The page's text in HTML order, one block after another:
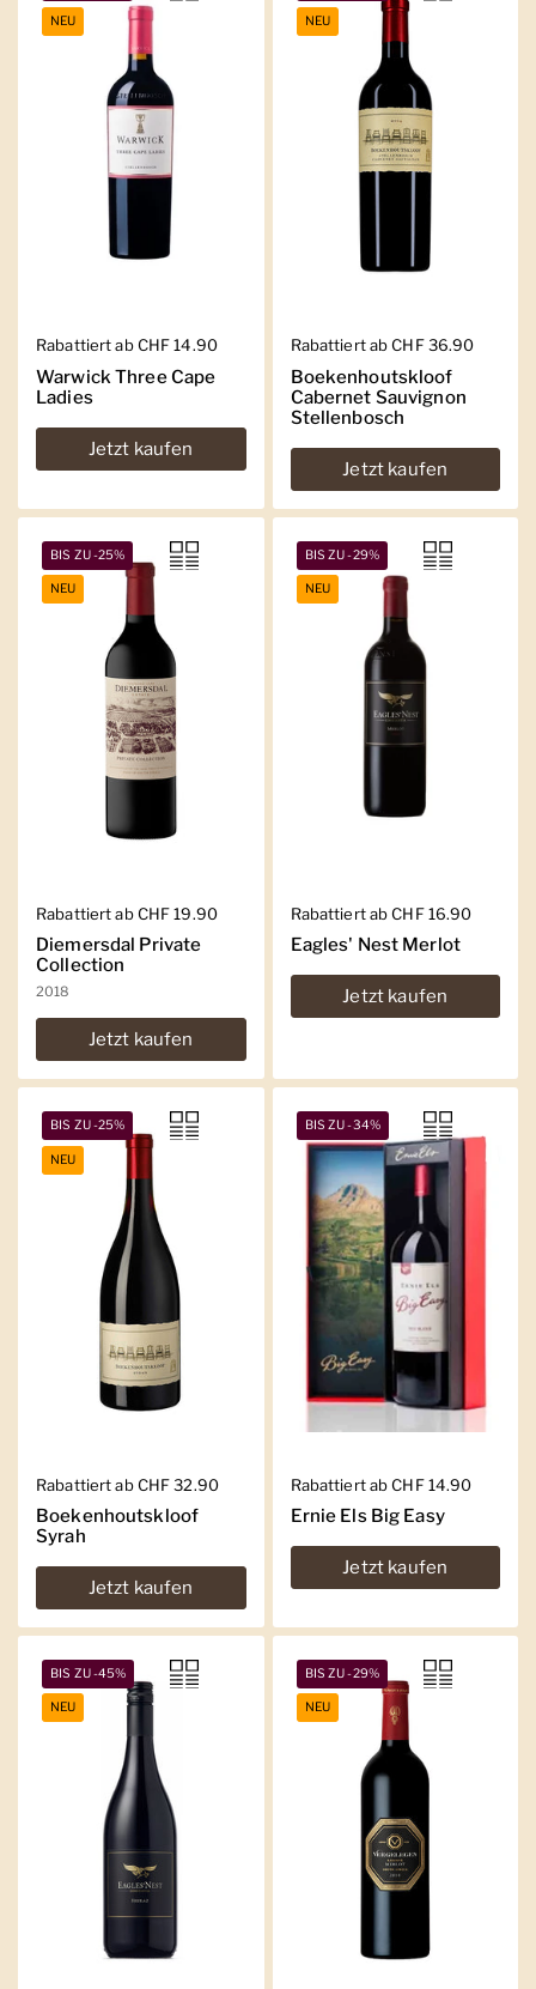
Regulärer Preis
Rabattiert ab CHF 14.90
Warwick Three Cape
Ladies
Jetzt kaufen
NEU
Regulärer Preis
Rabattiert ab CHF 36.90
Boekenhoutskloof
Cabernet Sauvignon
Stellenbosch
Jetzt kaufen
NEU
Regulärer Preis
Rabattiert ab CHF 19.90
Diemersdal Private
Collection
2018
Jetzt kaufen
BIS ZU -25%
NEU
Regulärer Preis
Rabattiert ab CHF 16.90
Eagles' Nest Merlot
Jetzt kaufen
BIS ZU -29%
NEU
Regulärer Preis
Rabattiert ab CHF 32.90
Boekenhoutskloof
Syrah
Jetzt kaufen
BIS ZU -25%
NEU
Regulärer Preis
Rabattiert ab CHF 14.90
Ernie Els Big Easy
Jetzt kaufen
BIS ZU -34%
BIS ZU -45%
NEU
BIS ZU -29%
NEU